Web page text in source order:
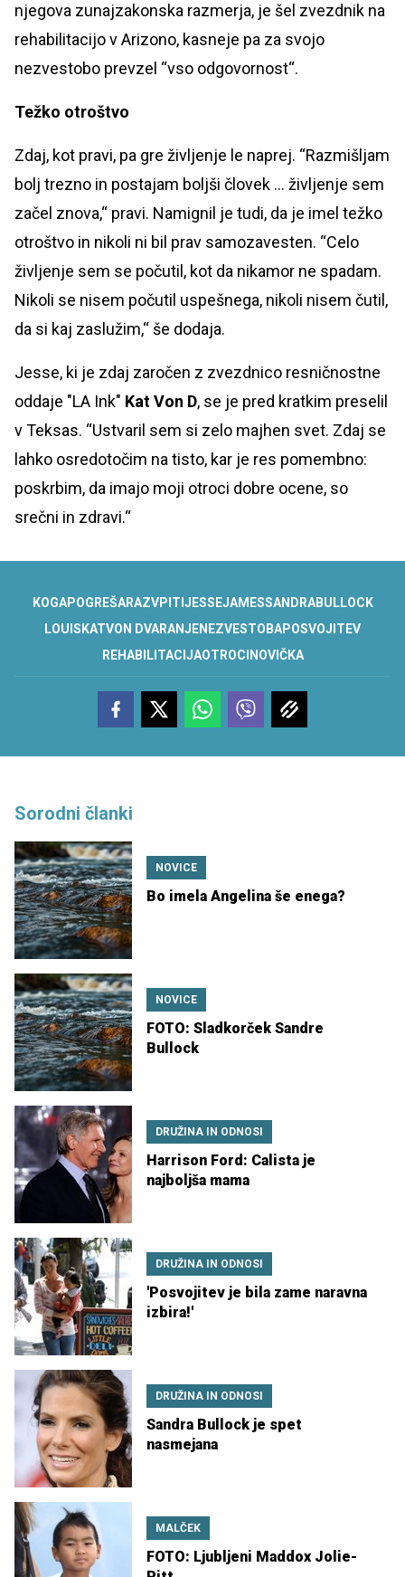
njegova zunajzakonska razmerja, je šel zvezdnik na
rehabilitacijo v Arizono, kasneje pa za svojo
nezvestobo prevzel “vso odgovornost“.
Težko otroštvo
Zdaj, kot pravi, pa gre življenje le naprej. “Razmišljam
bolj trezno in postajam boljši človek … življenje sem
začel znova,“ pravi. Namignil je tudi, da je imel težko
otroštvo in nikoli ni bil prav samozavesten. “Celo
življenje sem se počutil, kot da nikamor ne spadam.
Nikoli se nisem počutil uspešnega, nikoli nisem čutil,
da si kaj zaslužim,“ še dodaja.
Jesse, ki je zdaj zaročen z zvezdnico resničnostne
oddaje "LA Ink" Kat Von D, se je pred kratkim preselil
v Teksas. “Ustvaril sem si zelo majhen svet. Zdaj se
lahko osredotočim na tisto, kar je res pomembno:
poskrbim, da imajo moji otroci dobre ocene, so
srečni in zdravi.“
KOGAPOGREŠARAZVPITI JESSEJAMESSANDRABULLOCK
LOUIS KATVON DVARANJENEZVESTOBAPOSVOJITEV
REHABILITACIJAOTROCI NOVIČKA
Sorodni članki
NOVICE
Bo imela Angelina še enega?
NOVICE
FOTO: Sladkorček Sandre
Bullock
DRUŽINA IN ODNOSI
Harrison Ford: Calista je
najboljša mama
DRUŽINA IN ODNOSI
'Posvojitev je bila zame naravna
izbira!'
DRUŽINA IN ODNOSI
Sandra Bullock je spet
nasmejana
MALČEK
FOTO: Ljubljeni Maddox Jolie-